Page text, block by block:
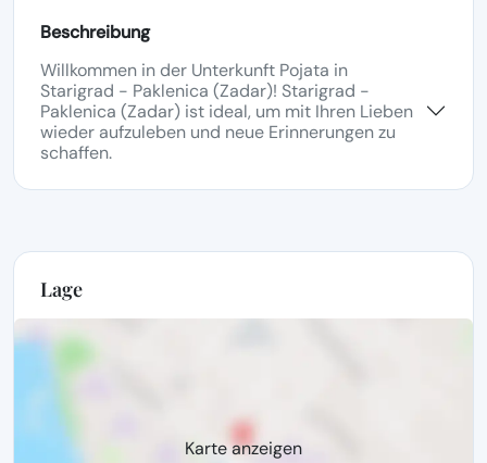
Beschreibung
Willkommen in der Unterkunft Pojata in
Starigrad - Paklenica (Zadar)! Starigrad -
Paklenica (Zadar) ist ideal, um mit Ihren Lieben
wieder aufzuleben und neue Erinnerungen zu
schaffen.
Lage
Karte anzeigen